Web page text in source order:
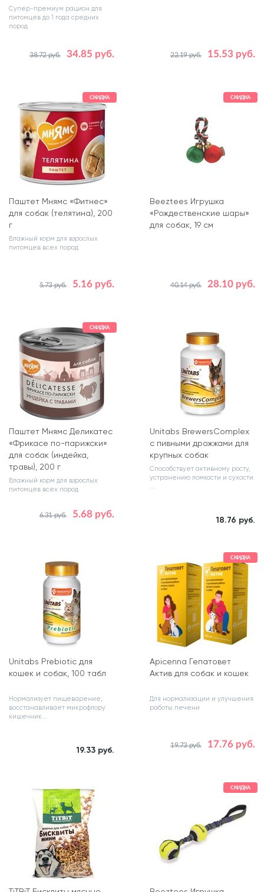
Супер-премиум рацион для
питомцев до 1 года средних
пород
34.85 руб.
38.72 руб.
Вес, кг
15.53 руб.
22.19 руб.
Количество в упаковке, шт.
СКИДКА
Паштет Мнямс «Фитнес»
для собак (телятина), 200
г
Влажный корм для взрослых
питомцев всех пород
5.16 руб.
5.73 руб.
Количество в упаковке, шт.
СКИДКА
Beeztees Игрушка
«Рождественские шары»
для собак, 19 см
28.10 руб.
40.14 руб.
СКИДКА
Паштет Мнямс Деликатес
«Фрикасе по-парижски»
для собак (индейка,
травы), 200 г
Влажный корм для взрослых
питомцев всех пород
5.68 руб.
6.31 руб.
Количество в упаковке, шт.
Unitabs BrewersComplex
с пивными дрожжами для
крупных собак
Способствует активному росту,
устранению ломкости и сухости
18.76 руб.
Unitabs Prebiotic для
кошек и собак, 100 табл
Нормализует пищеварение,
восстанавливает микрофлору
кишечник...
19.33 руб.
СКИДКА
Apicenna Гепатовет
Актив для собак и кошек
Для нормализации и улучшения
работы печени
17.76 руб.
19.73 руб.
Объем, мл
СКИДКА